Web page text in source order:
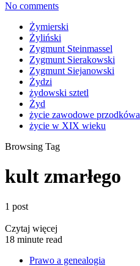
No comments
Żymierski
Żyliński
Zygmunt Steinmassel
Zygmunt Sierakowski
Zygmunt Siejanowski
Żydzi
żydowski sztetl
Żyd
życie zawodowe przodkówa
życie w XIX wieku
Browsing Tag
kult zmarłego
1 post
Czytaj więcej
18 minute read
Prawo a genealogia